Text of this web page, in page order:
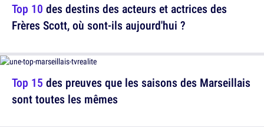
Top 10 des destins des acteurs et actrices des
Frères Scott, où sont-ils aujourd'hui ?
Top 15 des preuves que les saisons des Marseillais
sont toutes les mêmes